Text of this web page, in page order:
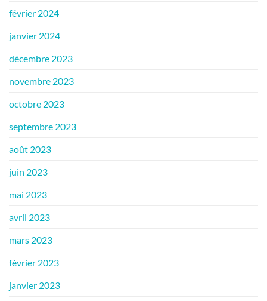
février 2024
janvier 2024
décembre 2023
novembre 2023
octobre 2023
septembre 2023
août 2023
juin 2023
mai 2023
avril 2023
mars 2023
février 2023
janvier 2023